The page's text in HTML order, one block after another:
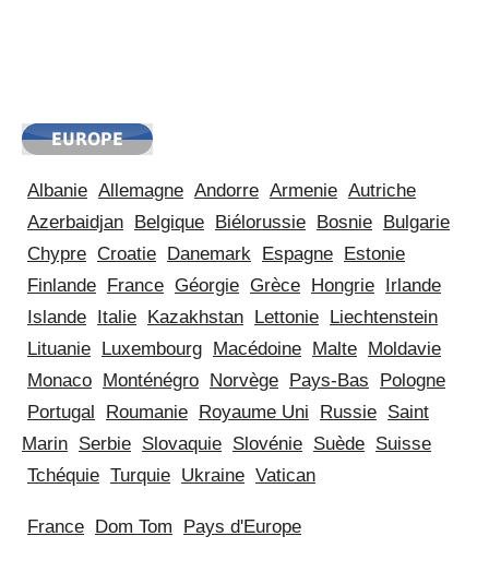
Albanie Allemagne Andorre Armenie Autriche
Azerbaidjan
Belgique Biélorussie Bosnie
Bulgarie
Chypre Croatie Danemark Espagne
Estonie
Finlande
France Géorgie Grèce Hongrie
Irlande
Islande
Italie Kazakhstan Lettonie
Liechtenstein
Lituanie
Luxembourg Macédoine Malte
Moldavie
Monaco
Monténégro Norvège Pays-Bas
Pologne
Portugal
Roumanie Royaume Uni Russie Saint
Marin Serbie Slovaquie Slovénie Suède Suisse
Tchéquie Turquie Ukraine Vatican
France Dom Tom Pays d'Europe